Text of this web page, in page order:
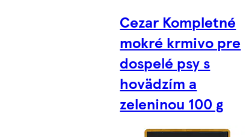
Cezar Kompletné
mokré krmivo pre
dospelé psy s
hovädzím a
zeleninou 100 g